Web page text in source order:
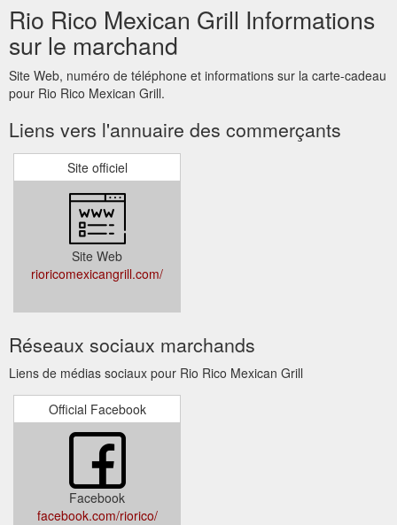
Rio Rico Mexican Grill Informations
sur le marchand
Site Web, numéro de téléphone et informations sur la carte-cadeau
pour Rio Rico Mexican Grill.
Liens vers l'annuaire des commerçants
Site officiel
Site Web
rioricomexicangrill.com/
Réseaux sociaux marchands
Liens de médias sociaux pour Rio Rico Mexican Grill
Official Facebook
Facebook
facebook.com/riorico/